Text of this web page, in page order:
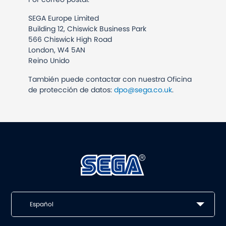
SEGA Europe Limited
Building 12, Chiswick Business Park
566 Chiswick High Road
London, W4 5AN
Reino Unido
También puede contactar con nuestra Oficina
de protección de datos: dpo@sega.co.uk.
Español